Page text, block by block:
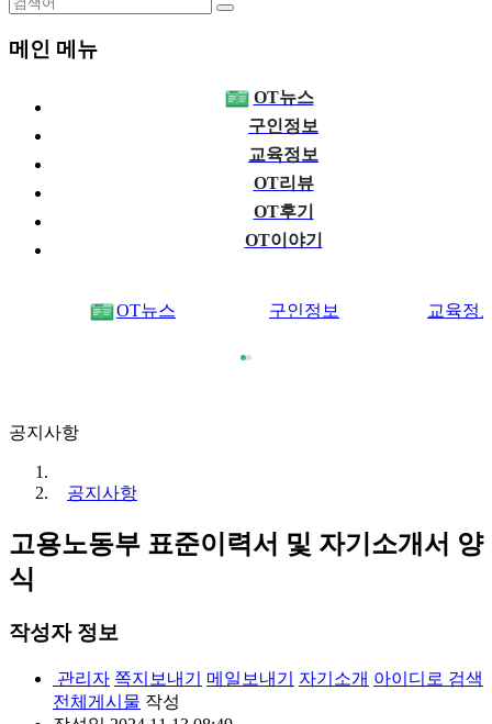
메인 메뉴
OT뉴스
구인정보
교육정보
OT리뷰
OT후기
OT이야기
OT뉴스 구인정보 교육정
공지사항
공지사항
고용노동부 표준이력서 및 자기소개서 양
식
작성자 정보
관리자 쪽지보내기 메일보내기 자기소개 아이디로 검색
전체게시물 작성